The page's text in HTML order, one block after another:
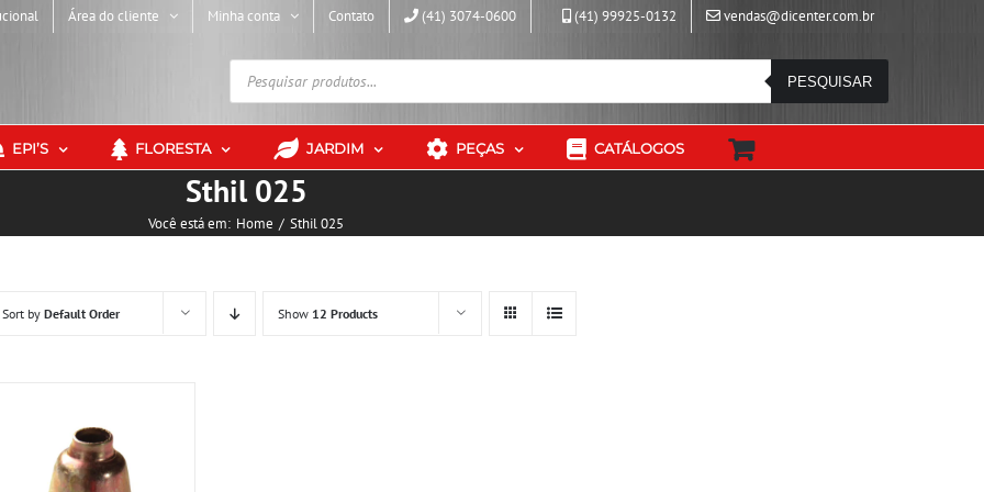
Área do cliente Minha conta Contato (41) 3074-0600 (41) 99925-0132 vendas@dicenter.com.br
Pesquisar
produtos
PESQUISAR
EPI’S FLORESTA JARDIM PEÇAS CATÁLOGOS
Sthil 025
Você está em: Home Sthil 025
Sort byDefault Order Show 12 Products